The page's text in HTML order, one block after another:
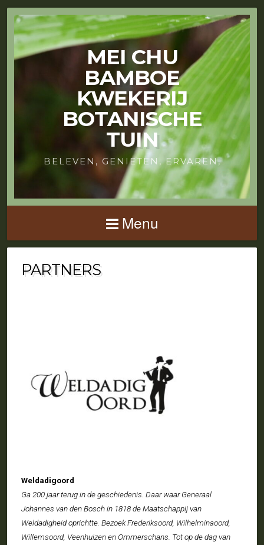
MEI CHU
BAMBOE
KWEKERIJ
BOTANISCHE
TUIN
BELEVEN, GENIETEN, ERVAREN,
Menu
PARTNERS
Weldadigoord
Ga 200 jaar terug in de geschiedenis. Daar waar Generaal
Johannes van den Bosch in 1818 de Maatschappij van
Weldadigheid oprichtte. Bezoek Frederiksoord, Wilhelminaoord,
Willemsoord, Veenhuizen en Ommerschans. Tot op de dag van